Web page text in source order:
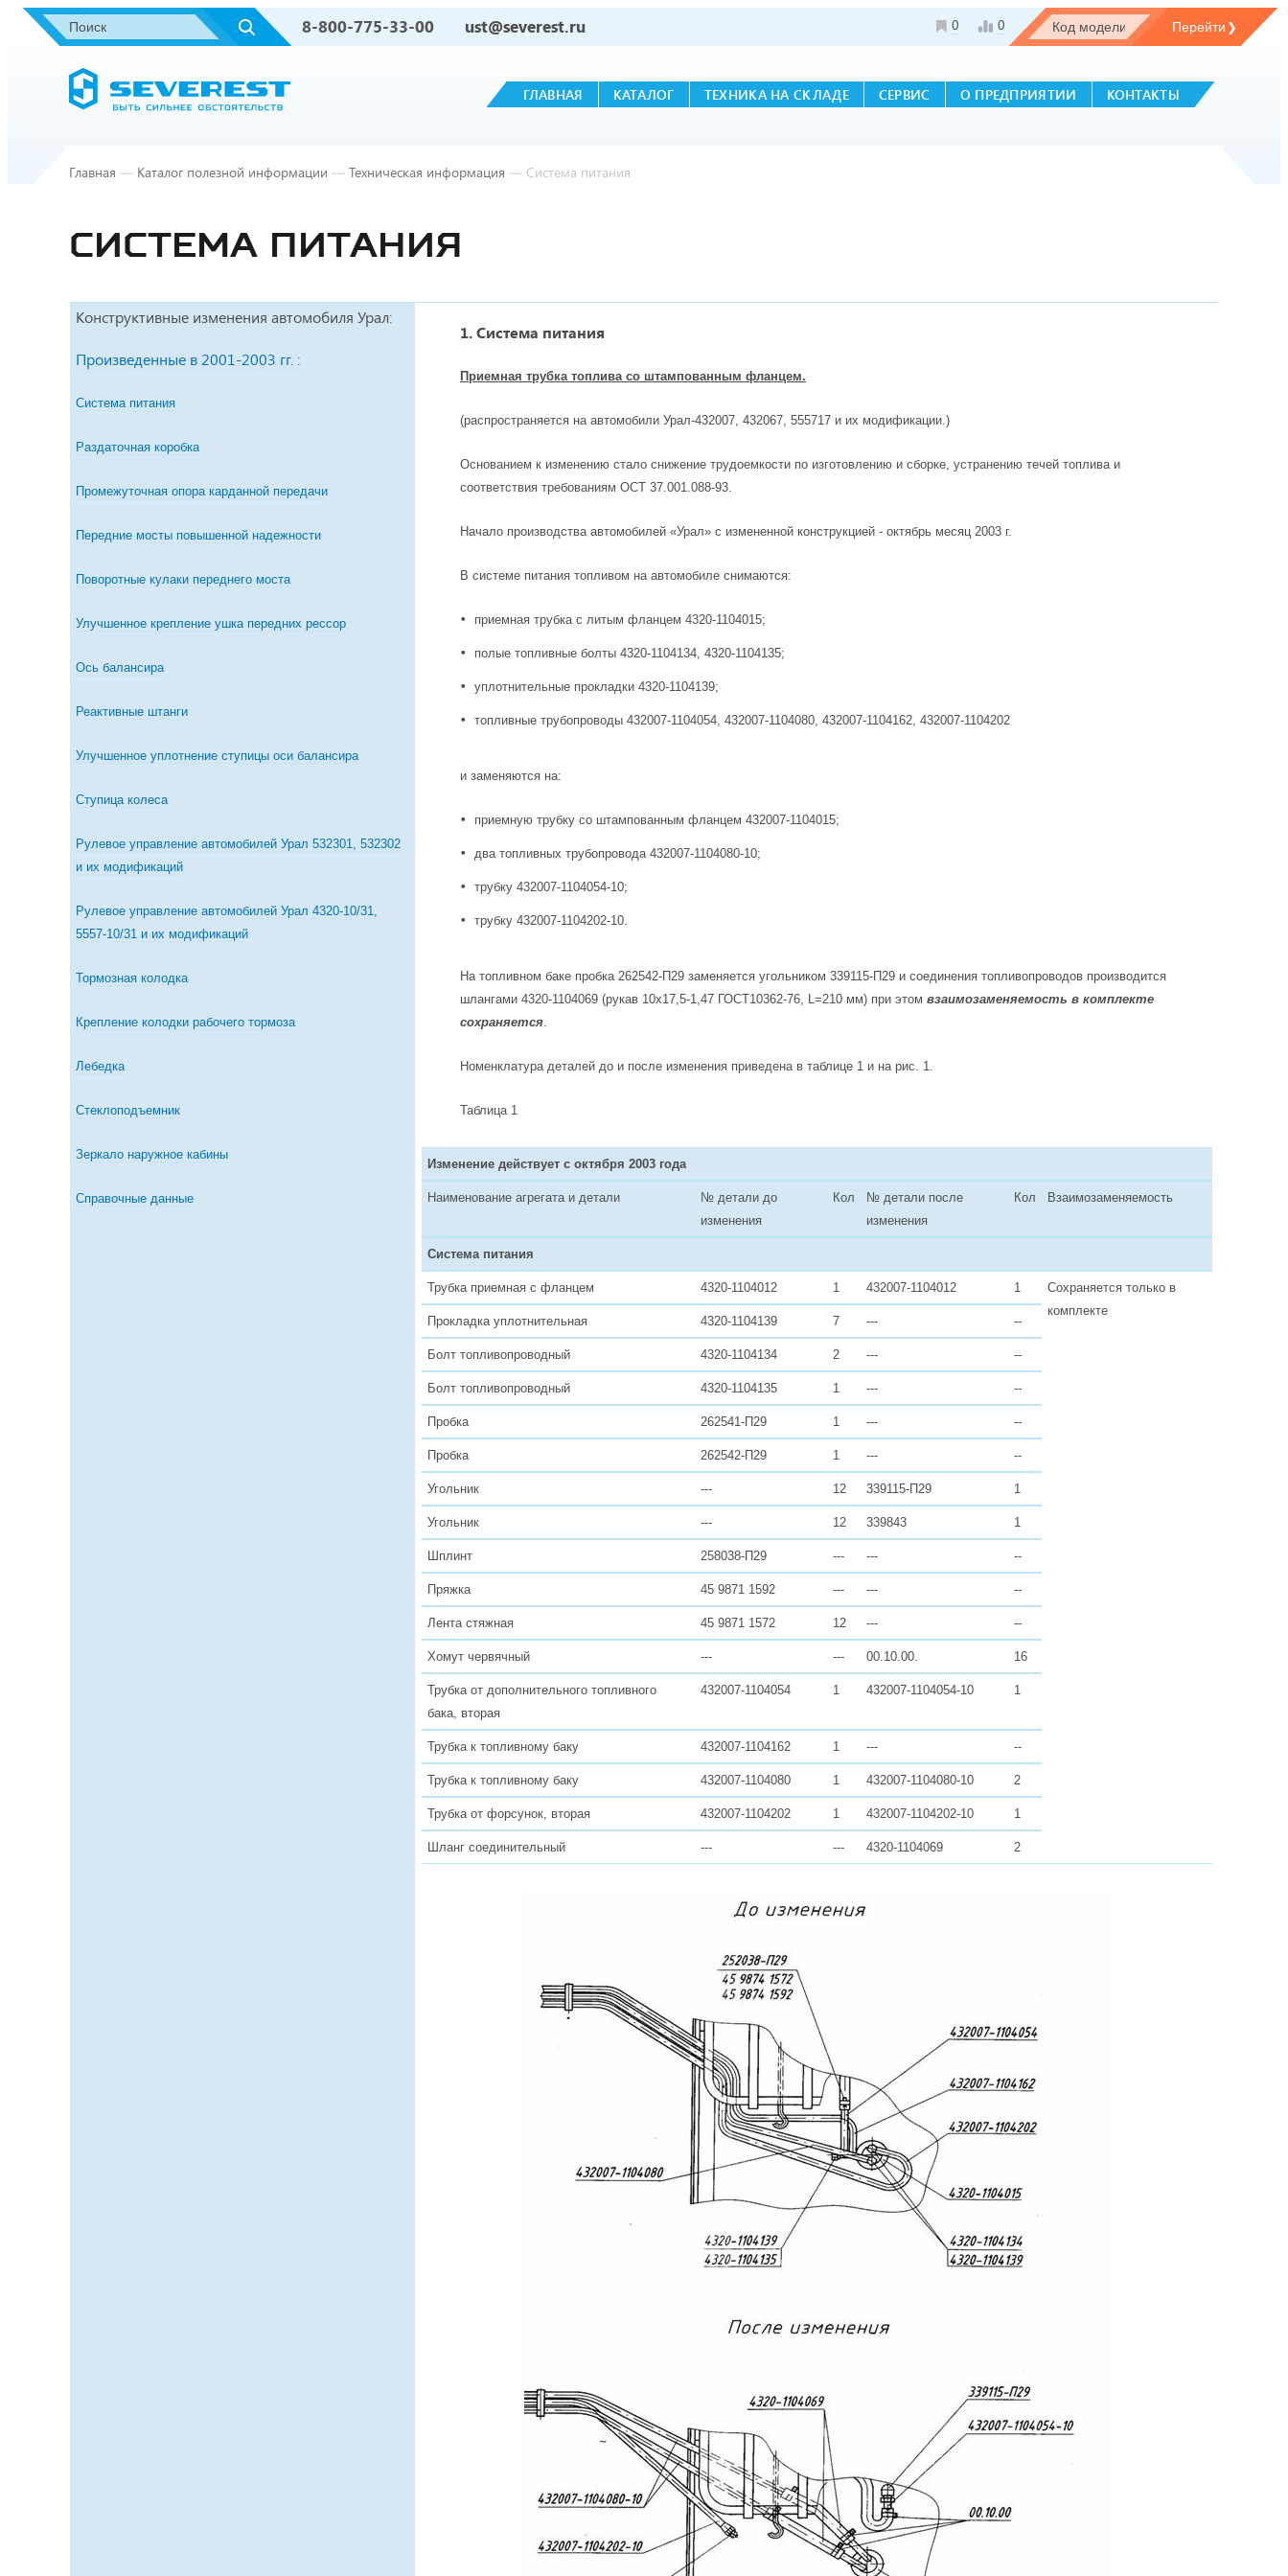
8-800-775-33-00 ust@severest.ru 0 0
ГЛАВНАЯ КАТАЛОГ ТЕХНИКА НА СКЛАДЕ СЕРВИС О ПРЕДПРИЯТИИ КОНТАКТЫ
Главная — Каталог полезной информации — Техническая информация — Система питания
СИСТЕМА ПИТАНИЯ
Конструктивные изменения автомобиля Урал:
Произведенные в 2001-2003 гг. :
Система питания
Раздаточная коробка
Промежуточная опора карданной передачи
Передние мосты повышенной надежности
Поворотные кулаки переднего моста
Улучшенное крепление ушка передних рессор
Ось балансира
Реактивные штанги
Улучшенное уплотнение ступицы оси балансира
Ступица колеса
Рулевое управление автомобилей Урал 532301, 532302
и их модификаций
Рулевое управление автомобилей Урал 4320-10/31,
5557-10/31 и их модификаций
Тормозная колодка
Крепление колодки рабочего тормоза
Лебедка
Стеклоподъемник
Зеркало наружное кабины
Справочные данные
1. Система питания
Приемная трубка топлива со штампованным фланцем.
(распространяется на автомобили Урал-432007, 432067, 555717 и их модификации.)
Основанием к изменению стало снижение трудоемкости по изготовлению и сборке, устранению течей топлива и
соответствия требованиям ОСТ 37.001.088-93.
Начало производства автомобилей «Урал» с измененной конструкцией - октябрь месяц 2003 г.
В системе питания топливом на автомобиле снимаются:
приемная трубка с литым фланцем 4320-1104015;
полые топливные болты 4320-1104134, 4320-1104135;
уплотнительные прокладки 4320-1104139;
топливные трубопроводы 432007-1104054, 432007-1104080, 432007-1104162, 432007-1104202
и заменяются на:
приемную трубку со штампованным фланцем 432007-1104015;
два топливных трубопровода 432007-1104080-10;
трубку 432007-1104054-10;
трубку 432007-1104202-10.
На топливном баке пробка 262542-П29 заменяется угольником 339115-П29 и соединения топливопроводов производится
шлангами 4320-1104069 (рукав 10х17,5-1,47 ГОСТ10362-76, L=210 мм) при этом взаимозаменяемость в комплекте
сохраняется.
Номенклатура деталей до и после изменения приведена в таблице 1 и на рис. 1.
Таблица 1
Изменение действует с октября 2003 года
Наименование агрегата и детали
№ детали до
изменения
Кол
№ детали после
изменения
Кол Взаимозаменяемость
Система питания
Трубка приемная с фланцем 4320-1104012 1 432007-1104012 1
Сохраняется только в
комплекте
Прокладка уплотнительная 4320-1104139 7 --- --
Болт топливопроводный 4320-1104134 2 --- --
Болт топливопроводный 4320-1104135 1 --- --
Пробка 262541-П29 1 --- --
Пробка 262542-П29 1 --- --
Угольник --- 12 339115-П29 1
Угольник --- 12 339843 1
Шплинт 258038-П29 --- --- --
Пряжка 45 9871 1592 --- --- --
Лента стяжная 45 9871 1572 12 --- --
Хомут червячный --- --- 00.10.00. 16
Трубка от дополнительного топливного
бака, вторая
432007-1104054 1 432007-1104054-10 1
Трубка к топливному баку 432007-1104162 1 --- --
Трубка к топливному баку 432007-1104080 1 432007-1104080-10 2
Трубка от форсунок, вторая 432007-1104202 1 432007-1104202-10 1
Шланг соединительный --- --- 4320-1104069 2